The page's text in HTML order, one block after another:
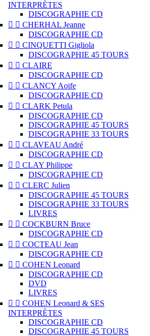
INTERPRÈTES
DISCOGRAPHIE CD
  CHERHAL Jeanne
DISCOGRAPHIE CD
  CINQUETTI Gigliola
DISCOGRAPHIE 45 TOURS
  CLAIRE
DISCOGRAPHIE CD
  CLANCY Aoife
DISCOGRAPHIE CD
  CLARK Petula
DISCOGRAPHIE CD
DISCOGRAPHIE 45 TOURS
DISCOGRAPHIE 33 TOURS
  CLAVEAU André
DISCOGRAPHIE CD
  CLAY Philippe
DISCOGRAPHIE CD
  CLERC Julien
DISCOGRAPHIE 45 TOURS
DISCOGRAPHIE 33 TOURS
LIVRES
  COCKBURN Bruce
DISCOGRAPHIE CD
  COCTEAU Jean
DISCOGRAPHIE CD
  COHEN Leonard
DISCOGRAPHIE CD
DVD
LIVRES
  COHEN Leonard & SES
INTERPRÈTES
DISCOGRAPHIE CD
DISCOGRAPHIE 45 TOURS